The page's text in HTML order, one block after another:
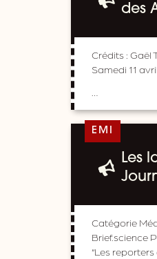
des
Crédits : Gaël
Samedi 11 avril
EMI
Les
Catégorie
Brief.science
“Les